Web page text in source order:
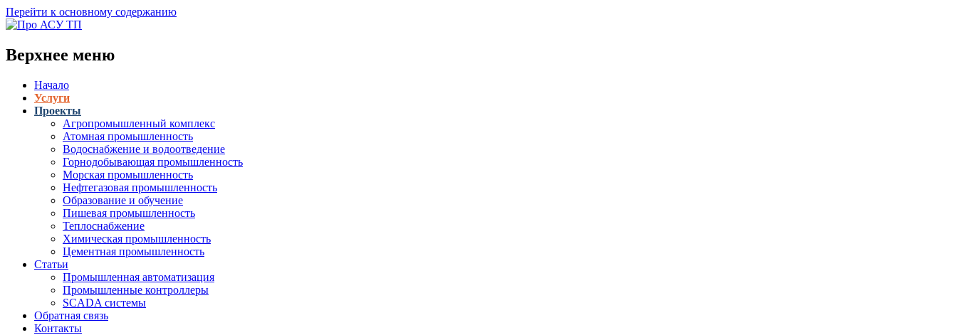
Перейти к основному содержанию
Верхнее меню
Начало
Услуги
Проекты
Агропромышленный комплекс
Атомная промышленность
Водоснабжение и водоотведение
Горнодобывающая промышленность
Морская промышленность
Нефтегазовая промышленность
Образование и обучение
Пишевая промышленность
Теплоснабжение
Химическая промышленность
Цементная промышленность
Статьи
Промышленная автоматизация
Промышленные контроллеры
SCADA системы
Обратная связь
Контакты